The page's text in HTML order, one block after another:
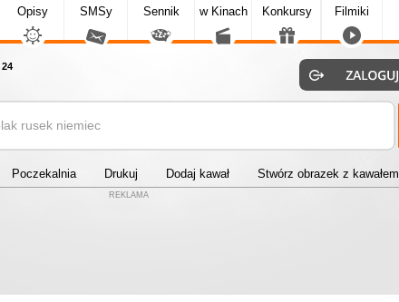
Opisy SMSy Sennik w Kinach Konkursy Filmiki
24
Poczekalnia Drukuj Dodaj kawał Stwórz obrazek z kawałem
REKLAMA